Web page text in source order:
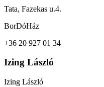
Tata, Fazekas u.4.
BorDóHáz
+36 20 927 01 34
Izing László
Izing László